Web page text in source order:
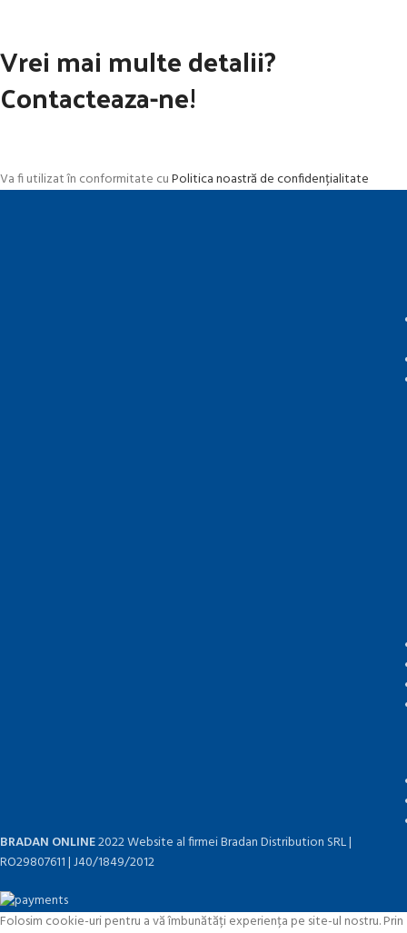
Vrei mai multe detalii?
Contacteaza-ne!
Va fi utilizat în conformitate cuPolitica noastră de confidențialitate
BRADAN ONLINE2022 Website al firmei Bradan Distribution SRL |
RO29807611 | J40/1849/2012
Folosim cookie-uri pentru a vă îmbunătăți experiența pe site-ul nostru. Prin